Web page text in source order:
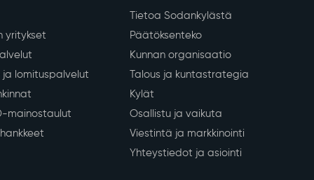
yritykset
lomituspalvelut
mainostaulut
Tietoa Sodankylästä
Päätöksenteko
Kunnan organisaatio
Talous ja kuntastrategia
Kylät
Osallistu ja vaikuta
Viestintä ja markkinointi
Yhteystiedot ja asiointi